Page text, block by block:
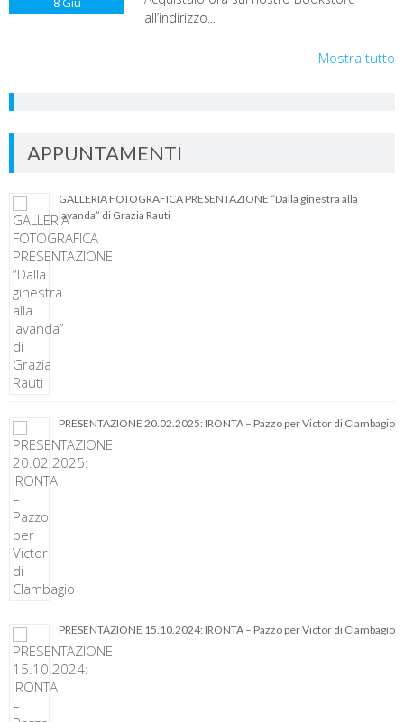
all’indirizzo...
Mostra tutto
APPUNTAMENTI
GALLERIA FOTOGRAFICA PRESENTAZIONE “Dalla ginestra alla
lavanda” di Grazia Rauti
PRESENTAZIONE 20.02.2025: IRONTA – Pazzo per Victor di Clambagio
PRESENTAZIONE 15.10.2024: IRONTA – Pazzo per Victor di Clambagio